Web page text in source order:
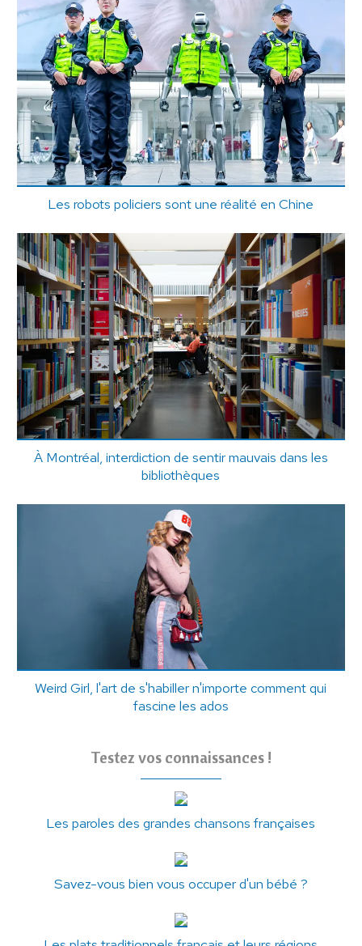
Les robots policiers sont une réalité en Chine
À Montréal, interdiction de sentir mauvais dans les
bibliothèques
Weird Girl, l'art de s'habiller n'importe comment qui
fascine les ados
Testez vos connaissances !
Les paroles des grandes chansons françaises
Savez-vous bien vous occuper d'un bébé ?